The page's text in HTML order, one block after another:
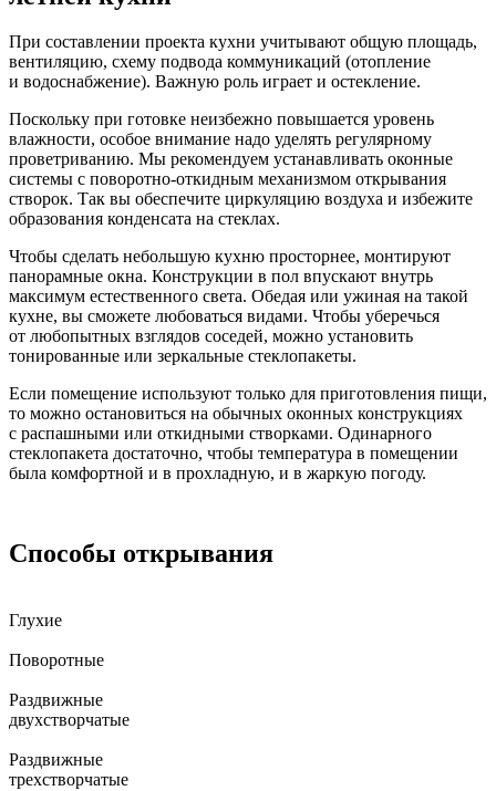
При составлении проекта кухни учитывают общую площадь,
вентиляцию, схему подвода коммуникаций (отопление
и водоснабжение). Важную роль играет и остекление.
Поскольку при готовке неизбежно повышается уровень
влажности, особое внимание надо уделять регулярному
проветриванию. Мы рекомендуем устанавливать оконные
системы с поворотно-откидным механизмом открывания
створок. Так вы обеспечите циркуляцию воздуха и избежите
образования конденсата на стеклах.
Чтобы сделать небольшую кухню просторнее, монтируют
панорамные окна. Конструкции в пол впускают внутрь
максимум естественного света. Обедая или ужиная на такой
кухне, вы сможете любоваться видами. Чтобы уберечься
от любопытных взглядов соседей, можно установить
тонированные или зеркальные стеклопакеты.
Если помещение используют только для приготовления пищи,
то можно остановиться на обычных оконных конструкциях
с распашными или откидными створками. Одинарного
стеклопакета достаточно, чтобы температура в помещении
была комфортной и в прохладную, и в жаркую погоду.
Способы открывания
Глухие
Поворотные
Раздвижные
двухстворчатые
Раздвижные
трехстворчатые